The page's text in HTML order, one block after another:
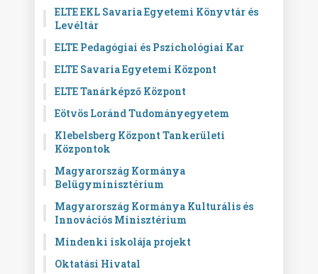
ELTE EKL Savaria Egyetemi Könyvtár és
Levéltár
ELTE Pedagógiai és Pszichológiai Kar
ELTE Savaria Egyetemi Központ
ELTE Tanárképző Központ
Eötvös Loránd Tudományegyetem
Klebelsberg Központ Tankerületi
Központok
Magyarország Kormánya
Belügyminisztérium
Magyarország Kormánya Kulturális és
Innovációs Minisztérium
Mindenki iskolája projekt
Oktatási Hivatal